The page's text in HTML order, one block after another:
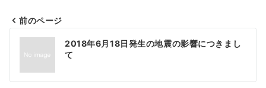
投
ナ
前のページ
2018年6月18日発生の地震の影響につきまし
て